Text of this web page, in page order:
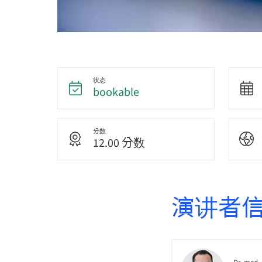
状态
bookable
分数
12.00 分数
演讲者